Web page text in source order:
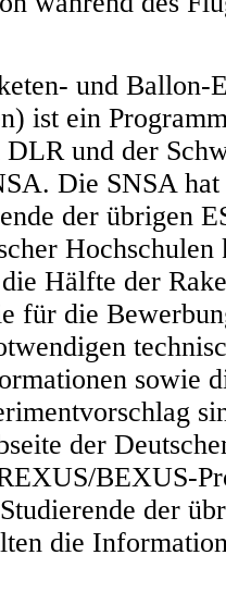
und Ballon-
ist ein
und der
Die SNSA
der übrigen
Hochschulen
Hälfte der
für die
sowie
der
BEXUS-
der
die